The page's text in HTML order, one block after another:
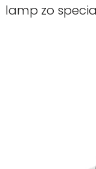
lamp zo